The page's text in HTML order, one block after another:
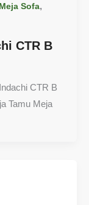
Sofa,
CTR B
CTR B
Tamu Meja